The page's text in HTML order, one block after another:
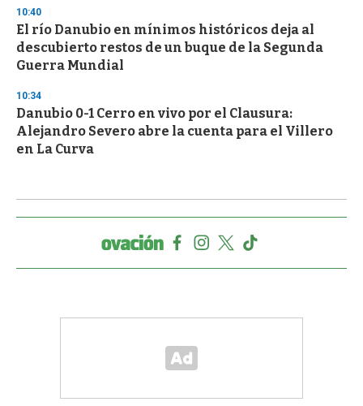
10:40
El río Danubio en mínimos históricos deja al
descubierto restos de un buque de la Segunda
Guerra Mundial
10:34
Danubio 0-1 Cerro en vivo por el Clausura:
Alejandro Severo abre la cuenta para el Villero
en La Curva